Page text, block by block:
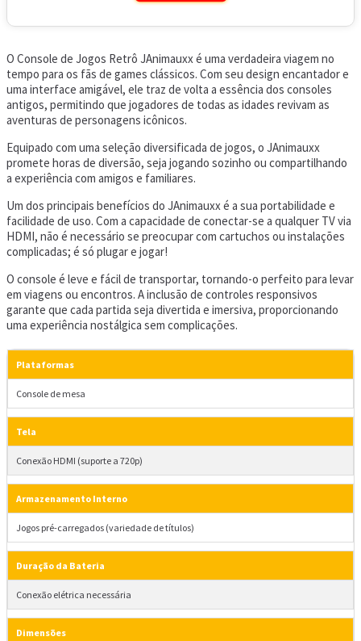
O Console de Jogos Retrô JAnimauxx é uma verdadeira viagem no
tempo para os fãs de games clássicos. Com seu design encantador e
uma interface amigável, ele traz de volta a essência dos consoles
antigos, permitindo que jogadores de todas as idades revivam as
aventuras de personagens icônicos.
Equipado com uma seleção diversificada de jogos, o JAnimauxx
promete horas de diversão, seja jogando sozinho ou compartilhando
a experiência com amigos e familiares.
Um dos principais benefícios do JAnimauxx é a sua portabilidade e
facilidade de uso. Com a capacidade de conectar-se a qualquer TV via
HDMI, não é necessário se preocupar com cartuchos ou instalações
complicadas; é só plugar e jogar!
O console é leve e fácil de transportar, tornando-o perfeito para levar
em viagens ou encontros. A inclusão de controles responsivos
garante que cada partida seja divertida e imersiva, proporcionando
uma experiência nostálgica sem complicações.
Plataformas
Console de mesa
Tela
Conexão HDMI (suporte a 720p)
Armazenamento Interno
Jogos pré-carregados (variedade de títulos)
Duração da Bateria
Conexão elétrica necessária
Dimensões